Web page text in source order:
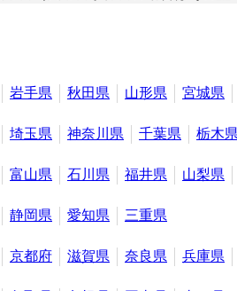
岩手県 秋田県 山形県 宮城県
埼玉県 神奈川県 千葉県 栃木
富山県 石川県 福井県 山梨県
静岡県 愛知県 三重県
京都府 滋賀県 奈良県 兵庫県